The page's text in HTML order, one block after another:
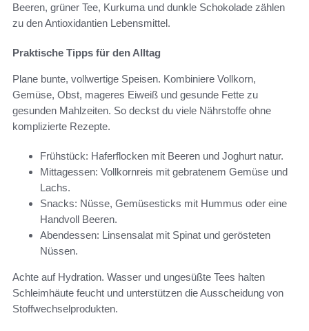
Beeren, grüner Tee, Kurkuma und dunkle Schokolade zählen
zu den Antioxidantien Lebensmittel.
Praktische Tipps für den Alltag
Plane bunte, vollwertige Speisen. Kombiniere Vollkorn,
Gemüse, Obst, mageres Eiweiß und gesunde Fette zu
gesunden Mahlzeiten. So deckst du viele Nährstoffe ohne
komplizierte Rezepte.
Frühstück: Haferflocken mit Beeren und Joghurt natur.
Mittagessen: Vollkornreis mit gebratenem Gemüse und
Lachs.
Snacks: Nüsse, Gemüsesticks mit Hummus oder eine
Handvoll Beeren.
Abendessen: Linsensalat mit Spinat und gerösteten
Nüssen.
Achte auf Hydration. Wasser und ungesüßte Tees halten
Schleimhäute feucht und unterstützen die Ausscheidung von
Stoffwechselprodukten.